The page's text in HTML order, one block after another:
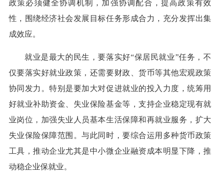
政策必须健全协调机制，加强协调配合，提高政策有效
性，围绕经济社会发展目标任务形成合力，充分发挥出集
成效应。
就业是最大的民生，要落实好“保居民就业”任务，不
仅要落实好就业政策，还需要财政、货币等其他宏观政策
协同发力。特别是要加大对促进就业的投入力度，统筹用
好就业补助资金、失业保险基金等，支持企业稳定现有就
业岗位，加强失业人员基本生活保障和再就业服务，扩大
失业保险保障范围。与此同时，要综合运用多种货币政策
工具，推动企业尤其是中小微企业融资成本明显下降，推
动稳企业保就业。